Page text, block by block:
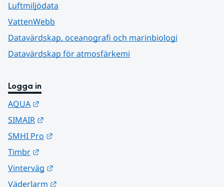
Luftmiljödata
VattenWebb
Datavärdskap, oceanografi och marinbiologi
Datavärdskap för atmosfärkemi
Logga in
AQUA
SIMAIR
SMHI Pro
Timbr
Vinterväg
Väderlarm